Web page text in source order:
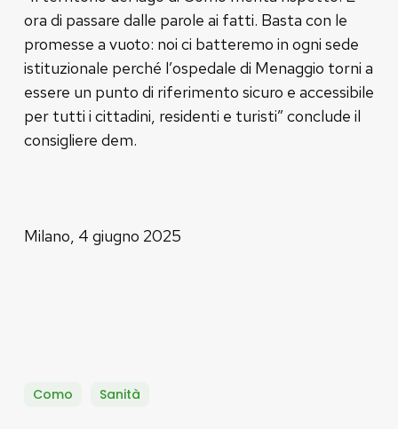
ora di passare dalle parole ai fatti. Basta con le
promesse a vuoto: noi ci batteremo in ogni sede
istituzionale perché l’ospedale di Menaggio torni a
essere un punto di riferimento sicuro e accessibile
per tutti i cittadini, residenti e turisti” conclude il
consigliere dem.
Milano, 4 giugno 2025
Como Sanità